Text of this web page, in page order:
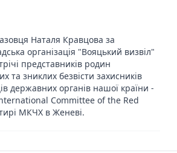
Наталя Кравцова за
організація "Вояцький визвіл"
представників родин
та зниклих безвісти захисників
державних органів нашої країни -
Committee of the Red
МКЧХ в Женеві.